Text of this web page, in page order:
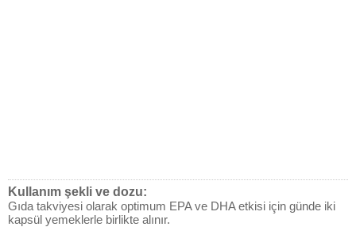
Kullanım şekli ve dozu:
Gıda takviyesi olarak optimum EPA ve DHA etkisi için günde iki
kapsül yemeklerle birlikte alınır.